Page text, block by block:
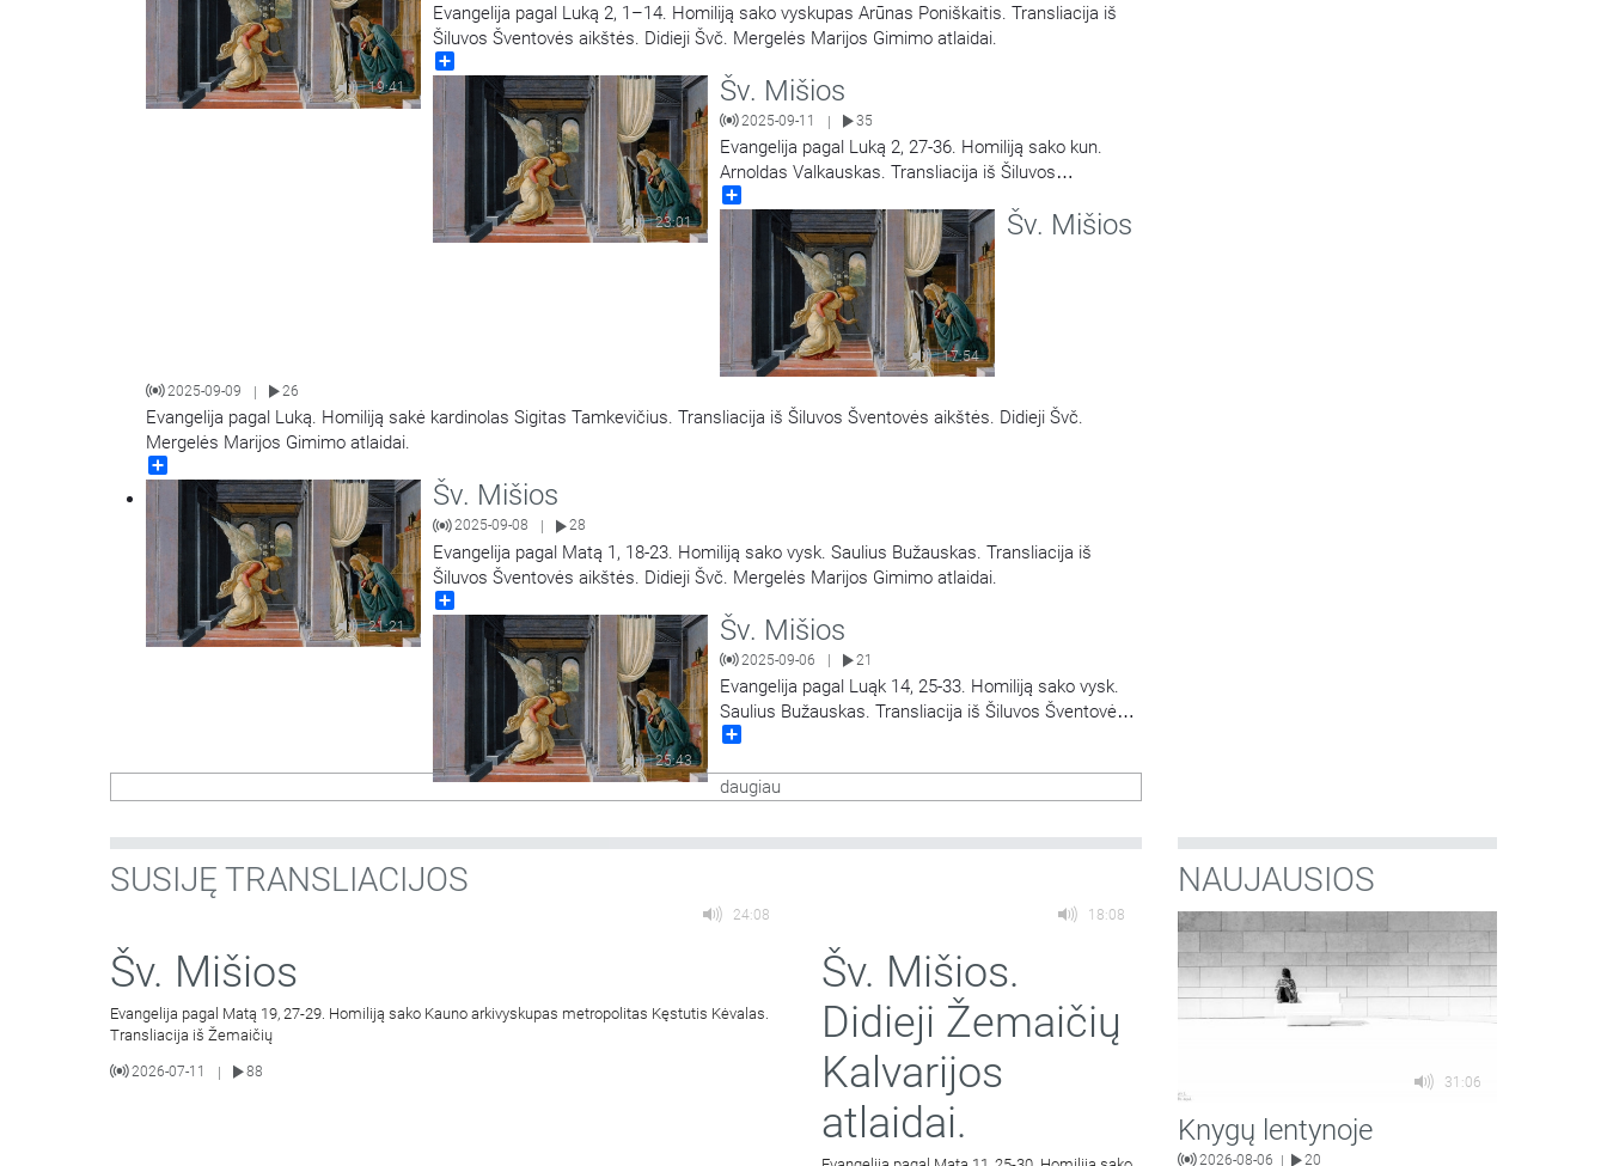
19:41
Evangelija pagal Luką 2, 1–14. Homiliją sako vyskupas Arūnas Poniškaitis. Transliacija iš
Šiluvos Šventovės aikštės. Didieji Švč. Mergelės Marijos Gimimo atlaidai.
23:01
Šv. Mišios
2025-09-11 | 35
Evangelija pagal Luką 2, 27-36. Homiliją sako kun.
Arnoldas Valkauskas. Transliacija iš Šiluvos
Šventovės aikštės. Didieji Švč. Mergelės Marijos
Gimimo atlaidai.
17:54
Šv. Mišios
2025-09-09 | 26
Evangelija pagal Luką. Homiliją sakė kardinolas Sigitas Tamkevičius. Transliacija iš Šiluvos Šventovės aikštės. Didieji Švč.
Mergelės Marijos Gimimo atlaidai.
21:21
Šv. Mišios
2025-09-08 28
Evangelija pagal Matą 1, 18-23. Homiliją sako vysk. Saulius Bužauskas. Transliacija iš
Šiluvos Šventovės aikštės. Didieji Švč. Mergelės Marijos Gimimo atlaidai.
25:43
Šv. Mišios
2025-09-06 21
Evangelija pagal Luąk 14, 25-33. Homiliją sako vysk.
Saulius Bužauskas. Transliacija iš Šiluvos Šventovės
aikštės. Didieji Švč. Mergelės Marijos Gimimo atlaidai.
daugiau
SUSIJĘ TRANSLIACIJOS
24:08
Šv. Mišios
Evangelija pagal Matą 19, 27-29. Homiliją sako Kauno arkivyskupas metropolitas Kęstutis Kėvalas.
Transliacija iš Žemaičių
2026-07-11 | 88
18:08
Šv. Mišios.
Didieji Žemaičių
Kalvarijos
atlaidai.
NAUJAUSIOS
31:06
Knygų lentynoje
2026-08-06 | 20